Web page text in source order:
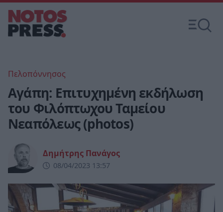
Πελοπόννησος
Αγάπη: Επιτυχημένη εκδήλωση
του Φιλόπτωχου Ταμείου
Νεαπόλεως (photos)
Δημήτρης Πανάγος
08/04/2023 13:57